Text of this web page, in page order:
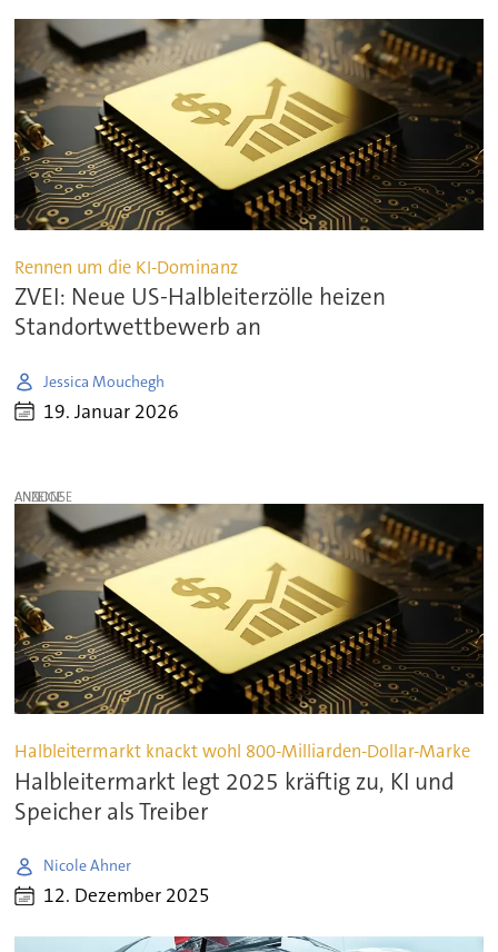
Rennen um die KI-Dominanz
ZVEI: Neue US-Halbleiterzölle heizen
Standortwettbewerb an
Jessica Mouchegh
19. Januar 2026
ANZEIGE
Halbleitermarkt knackt wohl 800-Milliarden-Dollar-Marke
Halbleitermarkt legt 2025 kräftig zu, KI und
Speicher als Treiber
Nicole Ahner
12. Dezember 2025